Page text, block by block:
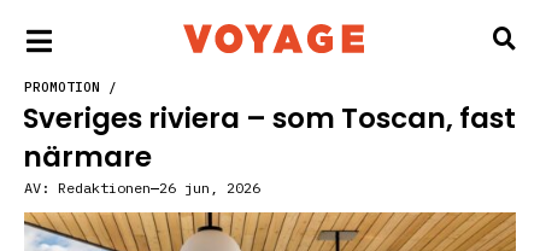
PROMOTION /
Sveriges riviera – som Toscan, fast
närmare
AV: Redaktionen 26 jun, 2026